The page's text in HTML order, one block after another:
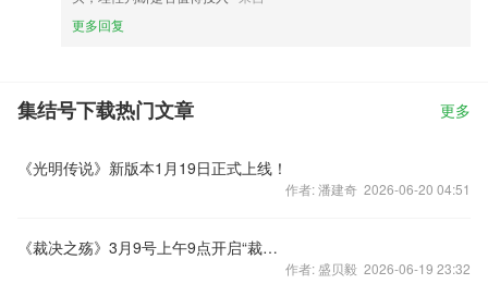
更多回复
集结号下载热门文章 更多
《光明传说》新版本1月19日正式上线！
作者: 潘建奇 2026-06-20 04:51
《裁决之殇》3月9号上午9点开启“裁决4服”
作者: 盛贝毅 2026-06-19 23:32